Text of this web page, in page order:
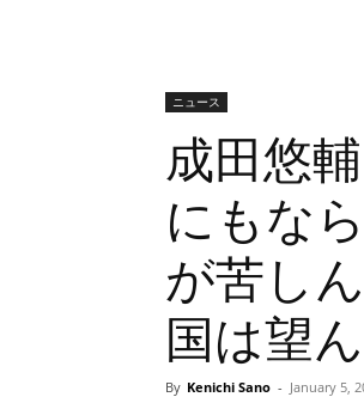
ニュース
成田悠
にもな
が苦し
国は望
By Kenichi Sano - January 5,